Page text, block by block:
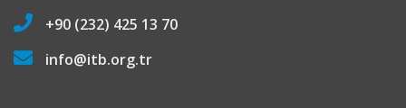
+90 (232) 425 13 70
info@itb.org.tr